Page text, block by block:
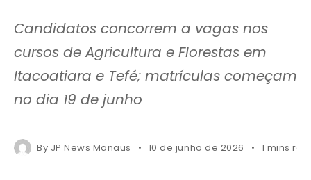
Candidatos concorrem a vagas nos
cursos de Agricultura e Florestas em
Itacoatiara e Tefé; matrículas começam
no dia 19 de junho
By JP News Manaus 10 de junho de 2026 1 mins